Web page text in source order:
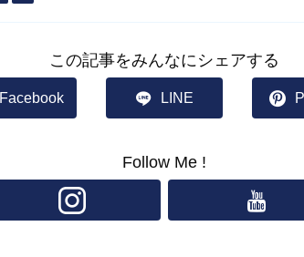
この記事をみんなにシェアする
Facebook LINE
Follow Me !